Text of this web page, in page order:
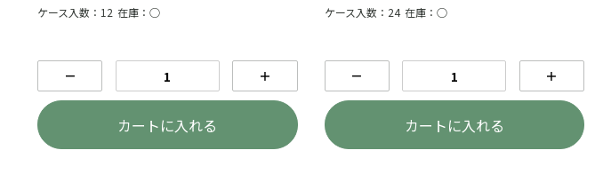
ケース入数：12 在庫：○
－ ＋
カートに入れる
ケース入数：24 在庫：○
－ ＋
カートに入れる